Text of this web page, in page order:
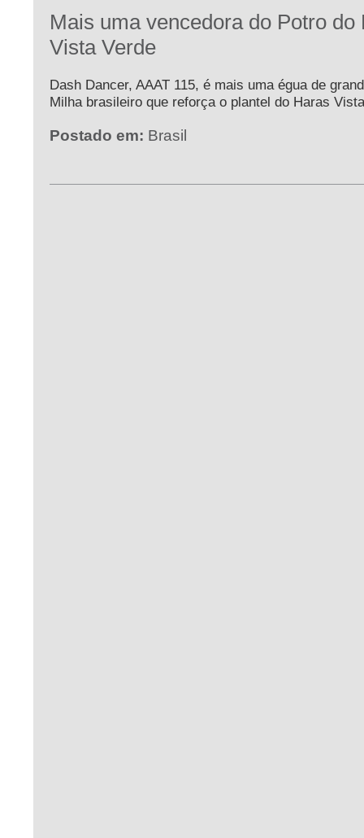
Mais uma vencedora do Potro do
Vista Verde
Dash Dancer, AAAT 115, é mais uma égua de
Milha brasileiro que reforça o plantel do Haras
Postado em: Brasil